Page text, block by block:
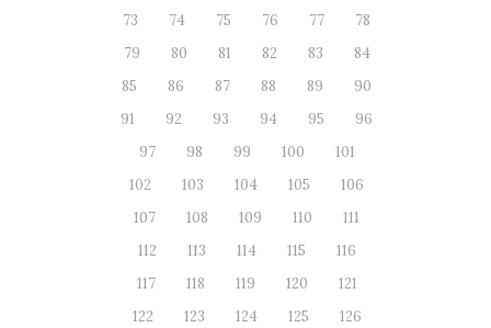
73
74 75 76 77
78
79
80 81 82 83
84
85
86 87 88 89
90
91
92 93 94 95
96
97
98 99 100
101
102
103 104 105
106
107
108 109 110
111
112
113 114 115
116
117
118 119 120
121
122
123 124 125
126